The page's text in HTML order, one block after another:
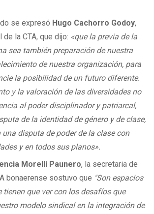
se expresó Hugo Cachorro Godoy,
la CTA, que dijo: «que la previa de la
sea también preparación de nuestra
de nuestra organización, para
la posibilidad de un futuro diferente.
y la valoración de las diversidades no
al poder disciplinador y patriarcal,
de la identidad de género y de clase,
disputa de poder de la clase con
y en todos sus planos».
Morelli Paunero, la secretaria de
bonaerense sostuvo que "Son espacios
tienen que ver con los desafíos que
modelo sindical en la integración de